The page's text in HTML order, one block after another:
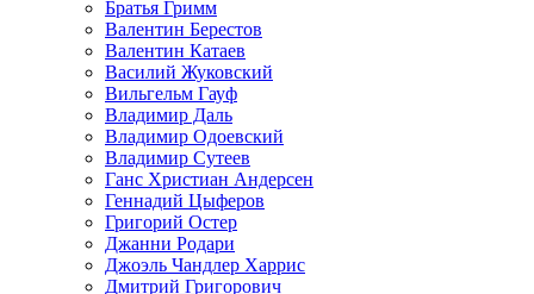
Братья Гримм
Валентин Берестов
Валентин Катаев
Василий Жуковский
Вильгельм Гауф
Владимир Даль
Владимир Одоевский
Владимир Сутеев
Ганс Христиан Андерсен
Геннадий Цыферов
Григорий Остер
Джанни Родари
Джоэль Чандлер Харрис
Дмитрий Григорович